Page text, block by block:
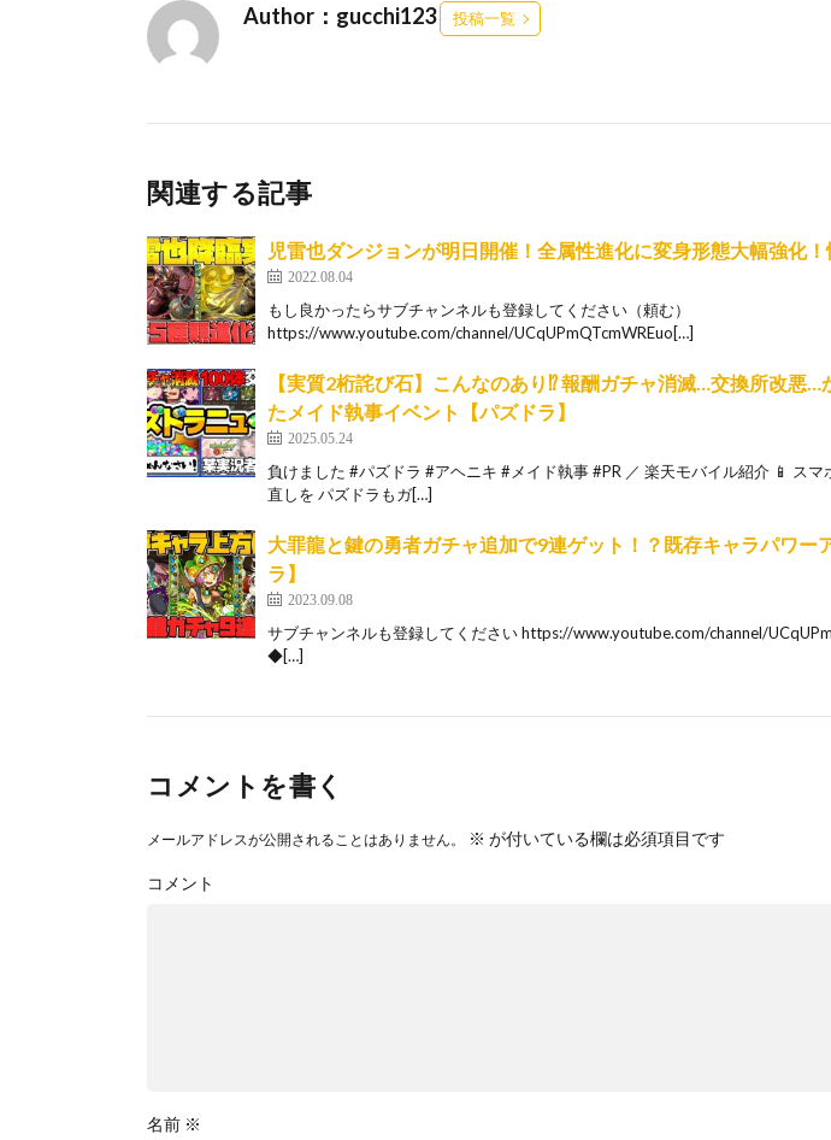
Author：gucchi123 投稿一覧
関連する記事
児雷也ダンジョンが明日開催！全属性進化に変身形態大幅強化！
2022.08.04
もし良かったらサブチャンネルも登録してください（頼む）
https://www.youtube.com/channel/UCqUPmQTcmWREuo[…]
【実質2桁詫び石】こんなのあり⁉︎ 報酬ガチャ消滅…交換所改悪
たメイド執事イベント【パズドラ】
2025.05.24
負けました #パズドラ #アヘニキ #メイド執事 #PR ／ 楽天モバイル紹介 📱 ス
直しを パズドラもガ[…]
大罪龍と鍵の勇者ガチャ追加で9連ゲット！？既存キャラパワー
ラ】
2023.09.08
サブチャンネルも登録してください https://www.youtube.com/channel/
◆[…]
コメントを書く
メールアドレスが公開されることはありません。 ※ が付いている欄は必須項目です
コメント
名前 ※